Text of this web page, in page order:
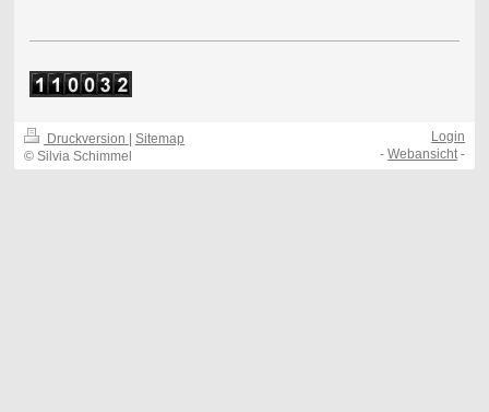
Druckversion | Sitemap
© Silvia Schimmel
Login
-Webansicht -